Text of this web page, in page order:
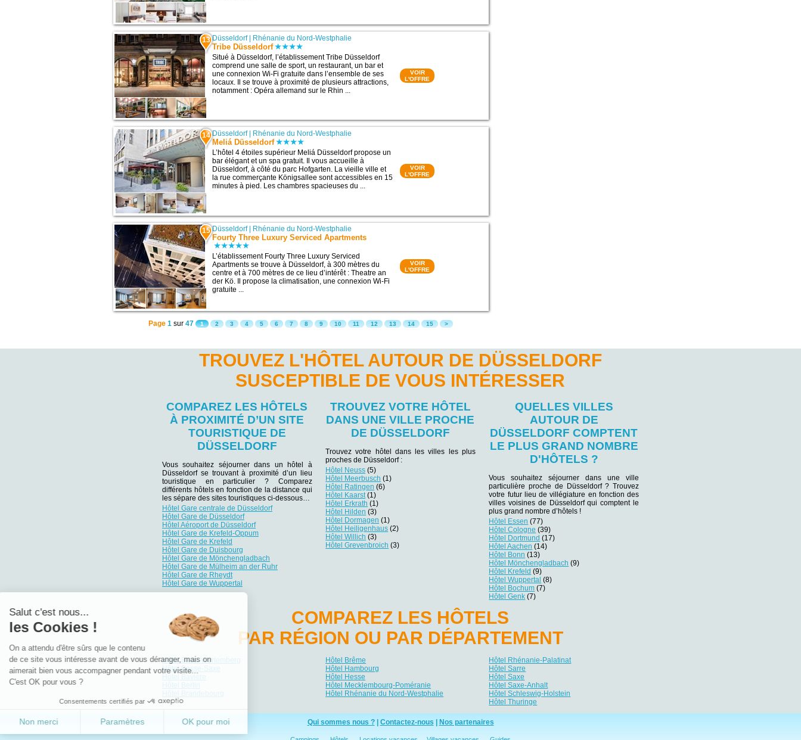
13 Düsseldorf| Rhénanie du Nord-Westphalie
Tribe Düsseldorf
Situé à Düsseldorf, l’établissement Tribe Düsseldorf
comprend une salle de sport, un restaurant, un bar et
une connexion Wi-Fi gratuite dans l’ensemble de ses
locaux. Il se trouve à proximité de plusieurs attractions,
notamment : Opéra allemand sur le Rhin ...
VOIR
L'OFFRE
14 Düsseldorf| Rhénanie du Nord-Westphalie
Meliá Düsseldorf
L’hôtel 4 étoiles supérieur Meliá Düsseldorf propose un
bar élégant et un spa gratuit. Il vous accueille à
Düsseldorf, à côté du parc Hofgarten. La vieille ville et
la rue commerçante Königsallee sont accessibles en 15
minutes à pied. Les chambres spacieuses du ...
VOIR
L'OFFRE
15 Düsseldorf| Rhénanie du Nord-Westphalie
Fourty Three Luxury Serviced Apartments
L’établissement Fourty Three Luxury Serviced
Apartments se trouve à Düsseldorf, à 300 mètres du
centre et à 700 mètres de ce lieu d’intérêt : Theatre an
der Kö. Il propose la climatisation, une connexion Wi-Fi
gratuite ...
VOIR
L'OFFRE
Page 1 sur47 1 2 3 4 5 6 7 8 9 10 11 12 13 14 15 >
TROUVEZ L'HÔTEL AUTOUR DE DÜSSELDORF
SUSCEPTIBLE DE VOUS INTÉRESSER
COMPAREZ LES HÔTELS
À PROXIMITÉ D’UN SITE
TOURISTIQUE DE
DÜSSELDORF
Vous souhaitez séjourner dans un hôtel à
Düsseldorf se trouvant à proximité d’un lieu
touristique en particulier ? Comparez
différents hôtels en fonction de la distance qui
les sépare des sites touristiques ci-dessous…
Hôtel Gare centrale de Düsseldorf
Hôtel Gare de Düsseldorf
Hôtel Aéroport de Düsseldorf
Hôtel Gare de Krefeld-Oppum
Hôtel Gare de Krefeld
Hôtel Gare de Duisbourg
Hôtel Gare de Mönchengladbach
Hôtel Gare de Mülheim an der Ruhr
Hôtel Gare de Rheydt
Hôtel Gare de Wuppertal
TROUVEZ VOTRE HÔTEL
DANS UNE VILLE PROCHE
DE DÜSSELDORF
Trouvez votre hôtel dans les villes les plus
proches de Düsseldorf :
Hôtel Neuss (5)
Hôtel Meerbusch (1)
Hôtel Ratingen (6)
Hôtel Kaarst (1)
Hôtel Erkrath (1)
Hôtel Hilden (3)
Hôtel Dormagen (1)
Hôtel Heiligenhaus (2)
Hôtel Willich (3)
Hôtel Grevenbroich (3)
QUELLES VILLES
AUTOUR DE
DÜSSELDORF COMPTENT
LE PLUS GRAND NOMBRE
D'HÔTELS ?
Vous souhaitez séjourner dans une ville
particulière proche de Düsseldorf ? Trouvez
votre futur lieu de villégiature en fonction des
villes voisines de Düsseldorf qui comptent le
plus grand nombre d’hôtels !
Hôtel Essen (77)
Hôtel Cologne (39)
Hôtel Dortmund (17)
Hôtel Aachen (14)
Hôtel Bonn (13)
Hôtel Mönchengladbach (9)
Hôtel Krefeld (9)
Hôtel Wuppertal (8)
Hôtel Bochum (7)
Hôtel Genk (7)
COMPAREZ LES HÔTELS
PAR RÉGION OU PAR DÉPARTEMENT
Hôtel Bade-Wurtemberg
Hôtel Basse-Saxe
Hôtel Bavière
Hôtel Berlin
Hôtel Brandebourg
Hôtel Brême
Hôtel Hambourg
Hôtel Hesse
Hôtel Mecklembourg-Poméranie
Hôtel Rhénanie du Nord-Westphalie
Hôtel Rhénanie-Palatinat
Hôtel Sarre
Hôtel Saxe
Hôtel Saxe-Anhalt
Hôtel Schleswig-Holstein
Hôtel Thuringe
Qui sommes nous ?| Contactez-nous | Nos partenaires
Salut c'est nous...
les Cookies !
On a attendu d'être sûrs que le contenu
de ce site vous intéresse avant de vous déranger, mais on
aimerait bien vous accompagner pendant votre visite...
C'est OK pour vous ?
Consentements certifiés par
Non merci Paramètres OK pour moi